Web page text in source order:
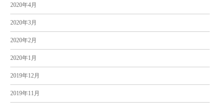
2020年4月
2020年3月
2020年2月
2020年1月
2019年12月
2019年11月